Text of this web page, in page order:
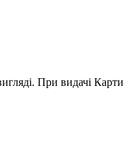
При видачі Карти